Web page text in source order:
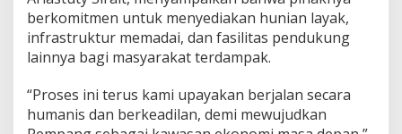
a
B
a
u
d
berkomitmen untuk menyediakan hunian layak,
infrastruktur memadai, dan fasilitas pendukung
lainnya bagi masyarakat terdampak.
“Proses ini terus kami upayakan berjalan secara
humanis dan berkeadilan, demi mewujudkan